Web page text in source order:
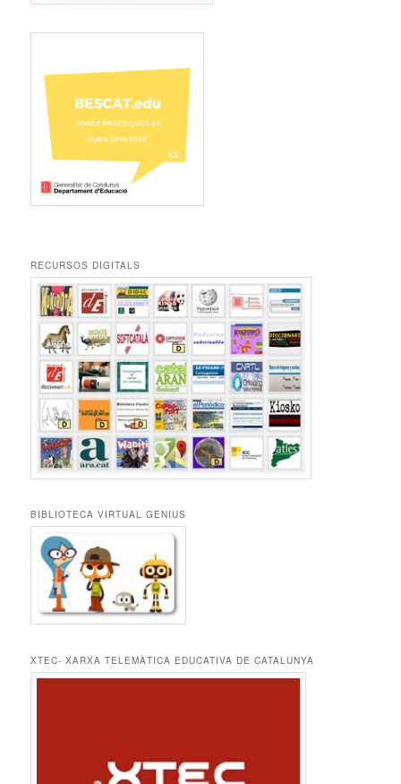
RECURSOS DIGITALS
BIBLIOTECA VIRTUAL GENIUS
XTEC- XARXA TELEMÀTICA EDUCATIVA DE CATALUNYA